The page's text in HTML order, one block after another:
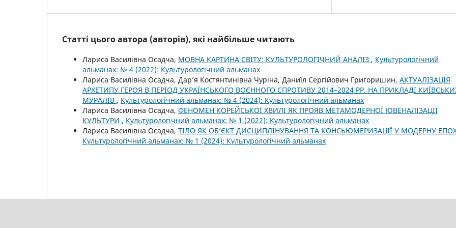
Статті цього автора (авторів), які найбільше читають
Лариса Василівна Осадча, МОВНА КАРТИНА СВІТУ: КУЛЬТУРОЛОГІЧНИЙ АНАЛІЗ , Культурологічний
альманах: № 4 (2022): Культурологічний альманах
Лариса Василівна Осадча, Дар’я Костянтинівна Чуріна, Даниїл Сергійович Григоришин, АКТУАЛІЗАЦІЯ
АРХЕТИПУ ГЕРОЯ В ПЕРІОД УКРАЇНСЬКОГО ВОЄННОГО СПРОТИВУ 2014–2024 РР. НА ПРИКЛАДІ
МУРАЛІВ , Культурологічний альманах: № 4 (2024): Культурологічний альманах
Лариса Василівна Осадча, ФЕНОМЕН КОРЕЙСЬКОЇ ХВИЛІ ЯК ПРОЯВ МЕТАМОДЕРНОЇ ЮВЕНАЛІЗАЦІЇ
КУЛЬТУРИ , Культурологічний альманах: № 1 (2022): Культурологічний альманах
Лариса Василівна Осадча, ТІЛО ЯК ОБ’ЄКТ ДИСЦИПЛІНУВАННЯ ТА КОНСЬЮМЕРИЗАЦІЇ У МОДЕРНУ
Культурологічний альманах: № 1 (2024): Культурологічний альманах